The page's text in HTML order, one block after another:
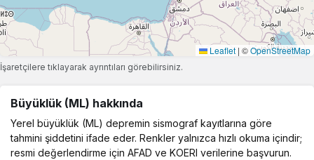
Leaflet | ©OpenStreetMap
İşaretçilere tıklayarak ayrıntıları görebilirsiniz.
Büyüklük (ML) hakkında
Yerel büyüklük (ML) depremin sismograf kayıtlarına göre
tahmini şiddetini ifade eder. Renkler yalnızca hızlı okuma içindir;
resmi değerlendirme için AFAD ve KOERI verilerine başvurun.